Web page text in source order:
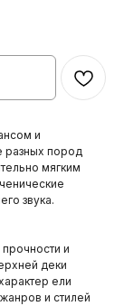
и
разных пород
мягким
звука.
и
деки
ели
и стилей